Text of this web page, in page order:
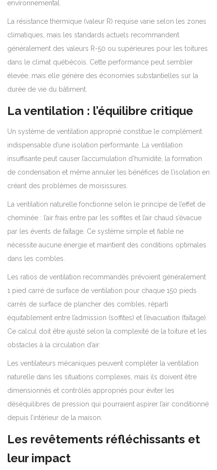
environnemental.
La résistance thermique (valeur R) requise varie selon les zones
climatiques, mais les standards actuels recommandent
généralement des valeurs R-50 ou supérieures pour les toitures
dans le climat québécois. Cette performance peut sembler
élevée, mais elle génère des économies substantielles sur la
durée de vie du bâtiment.
La ventilation : l’équilibre critique
Un système de ventilation approprié constitue le complément
indispensable d’une isolation performante. La ventilation
insuffisante peut causer l’accumulation d’humidité, la formation
de condensation et même annuler les bénéfices de l’isolation en
créant des problèmes de moisissures.
La ventilation naturelle fonctionne selon le principe de l’effet de
cheminée : l’air frais entre par les soffites et l’air chaud s’évacue
par les évents de faîtage. Ce système simple et fiable ne
nécessite aucune énergie et maintient des conditions optimales
dans les combles.
Les ratios de ventilation recommandés prévoient généralement
1 pied carré de surface de ventilation pour chaque 150 pieds
carrés de surface de plancher des combles, réparti
équitablement entre l’admission (soffites) et l’évacuation (faîtage).
Ce calcul doit être ajusté selon la complexité de la toiture et les
obstacles à la circulation d’air.
Les ventilateurs mécaniques peuvent compléter la ventilation
naturelle dans les situations complexes, mais ils doivent être
dimensionnés et contrôlés appropriés pour éviter les
déséquilibres de pression qui pourraient aspirer l’air conditionné
depuis l’intérieur de la maison.
Les revêtements réfléchissants et
leur impact